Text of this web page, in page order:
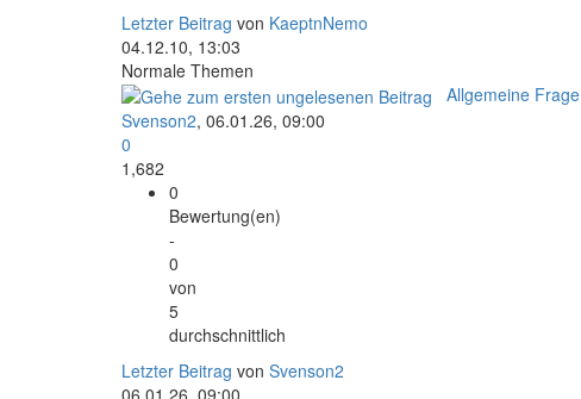
Letzter Beitrag von KaeptnNemo
04.12.10, 13:03
Normale Themen
Allgemeine Frage
Svenson2, 06.01.26, 09:00
0
1,682
0
Bewertung(en)
-
0
von
5
durchschnittlich
Letzter Beitrag von Svenson2